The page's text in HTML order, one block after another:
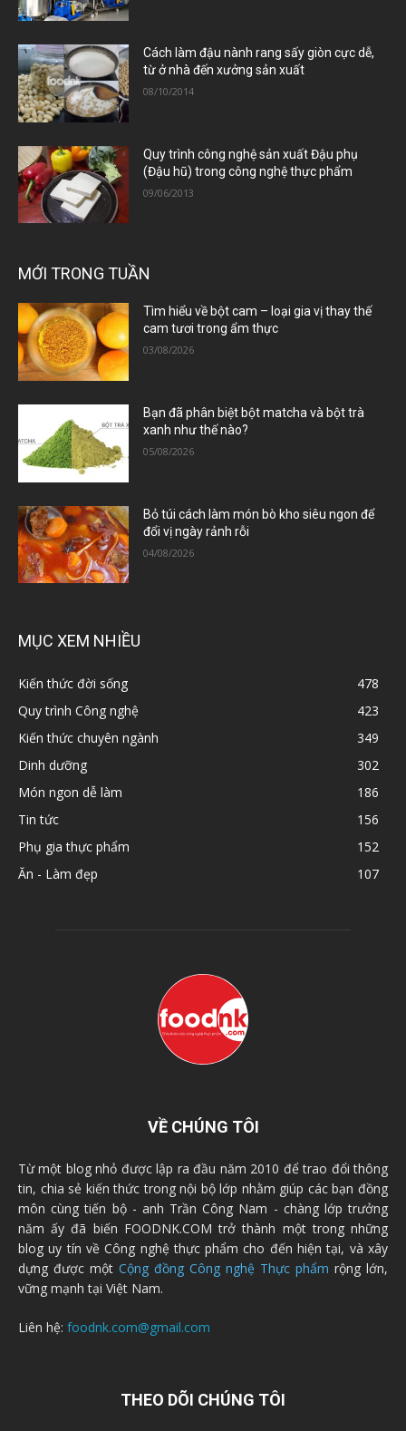
Cách làm đậu nành rang sấy giòn cực dễ,
từ ở nhà đến xưởng sản xuất
08/10/2014
Quy trình công nghệ sản xuất Đậu phụ
(Đậu hũ) trong công nghệ thực phẩm
09/06/2013
MỚI TRONG TUẦN
Tìm hiểu về bột cam – loại gia vị thay thế
cam tươi trong ẩm thực
03/08/2026
Bạn đã phân biệt bột matcha và bột trà
xanh như thế nào?
05/08/2026
Bỏ túi cách làm món bò kho siêu ngon để
đổi vị ngày rảnh rỗi
04/08/2026
MỤC XEM NHIỀU
Kiến thức đời sống
478
Quy trình Công nghệ
423
Kiến thức chuyên ngành
349
Dinh dưỡng
302
Món ngon dễ làm
186
Tin tức
156
Phụ gia thực phẩm
152
Ăn - Làm đẹp
107
VỀ CHÚNG TÔI
Từ một blog nhỏ được lập ra đầu năm 2010 để trao đổi thông
tin, chia sẻ kiến thức trong nội bộ lớp nhằm giúp các bạn đồng
môn cùng tiến bộ - anh Trần Công Nam - chàng lớp trưởng
năm ấy đã biến FOODNK.COM trở thành một trong những
blog uy tín về Công nghệ thực phẩm cho đến hiện tại, và xây
dựng được một Cộng đồng Công nghệ Thực phẩm rộng lớn,
vững mạnh tại Việt Nam.
Liên hệ: foodnk.com@gmail.com
THEO DÕI CHÚNG TÔI